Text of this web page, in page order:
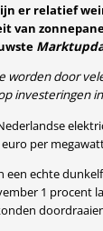
er relatief
van
worden door
investeringen
per
een echte
1 procent